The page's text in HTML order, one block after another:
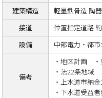
建築構造
軽量鉄骨造 陶
接道
位置指定道路
設備
中部電力・都
備考
・地区計画
・法22条地域
・上水道市納
・下水道受益